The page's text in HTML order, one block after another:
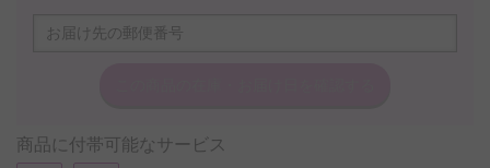
商品に付帯可能なサービス